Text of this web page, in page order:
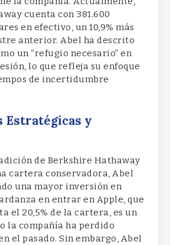
cuenta con 381.600
en efectivo, un 10,9% más
anterior. Abel ha descrito
un “refugio necesario” en
lo que refleja su enfoque
de incertidumbre
Estratégicas y
de Berkshire Hathaway
cartera conservadora, Abel
una mayor inversión en
en entrar en Apple, que
el 20,5% de la cartera, es un
la compañía ha perdido
el pasado. Sin embargo, Abel